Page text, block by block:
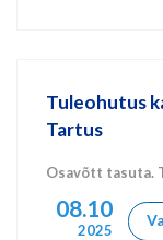
Tuleohutus
Tartus
Osavõtt tasuta.
08.10
2025